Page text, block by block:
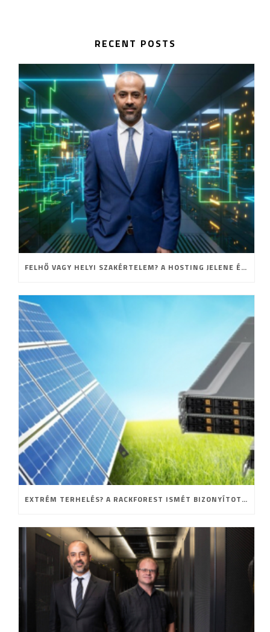
RECENT POSTS
FELHŐ VAGY HELYI SZAKÉRTELEM? A HOSTING JELENE ÉS JÖVŐJE
EXTRÉM TERHELÉS? A RACKFOREST ISMÉT BIZONYÍTOTT!